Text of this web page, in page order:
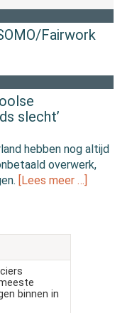
Fairwork
slecht’
hebben nog altijd
overwerk,
[Lees meer …]
binnen in